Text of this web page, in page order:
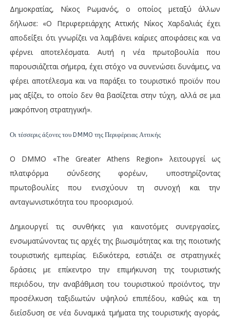
Δημοκρατίας, Νίκος Ρωμανός, ο οποίος μεταξύ άλλων
δήλωσε: «Ο Περιφερειάρχης Αττικής Νίκος Χαρδαλιάς έχει
αποδείξει ότι γνωρίζει να λαμβάνει καίριες αποφάσεις και να
φέρνει αποτελέσματα. Αυτή η νέα πρωτοβουλία που
παρουσιάζεται σήμερα, έχει στόχο να συνενώσει δυνάμεις, να
φέρει αποτέλεσμα και να παράξει το τουριστικό προϊόν που
μας αξίζει, το οποίο δεν θα βασίζεται στην τύχη, αλλά σε μια
μακρόπνοη στρατηγική».
Οι τέσσερις άξονες του DMMO της Περιφέρειας Αττικής
Ο DMMO «The Greater Athens Region» λειτουργεί ως
πλατφόρμα σύνδεσης φορέων, υποστηρίζοντας
πρωτοβουλίες που ενισχύουν τη συνοχή και την
ανταγωνιστικότητα του προορισμού.
Δημιουργεί τις συνθήκες για καινοτόμες συνεργασίες,
ενσωματώνοντας τις αρχές της βιωσιμότητας και της ποιοτικής
τουριστικής εμπειρίας. Ειδικότερα, εστιάζει σε στρατηγικές
δράσεις με επίκεντρο την επιμήκυνση της τουριστικής
περιόδου, την αναβάθμιση του τουριστικού προϊόντος, την
προσέλκυση ταξιδιωτών υψηλού επιπέδου, καθώς και τη
διείσδυση σε νέα δυναμικά τμήματα της τουριστικής αγοράς,